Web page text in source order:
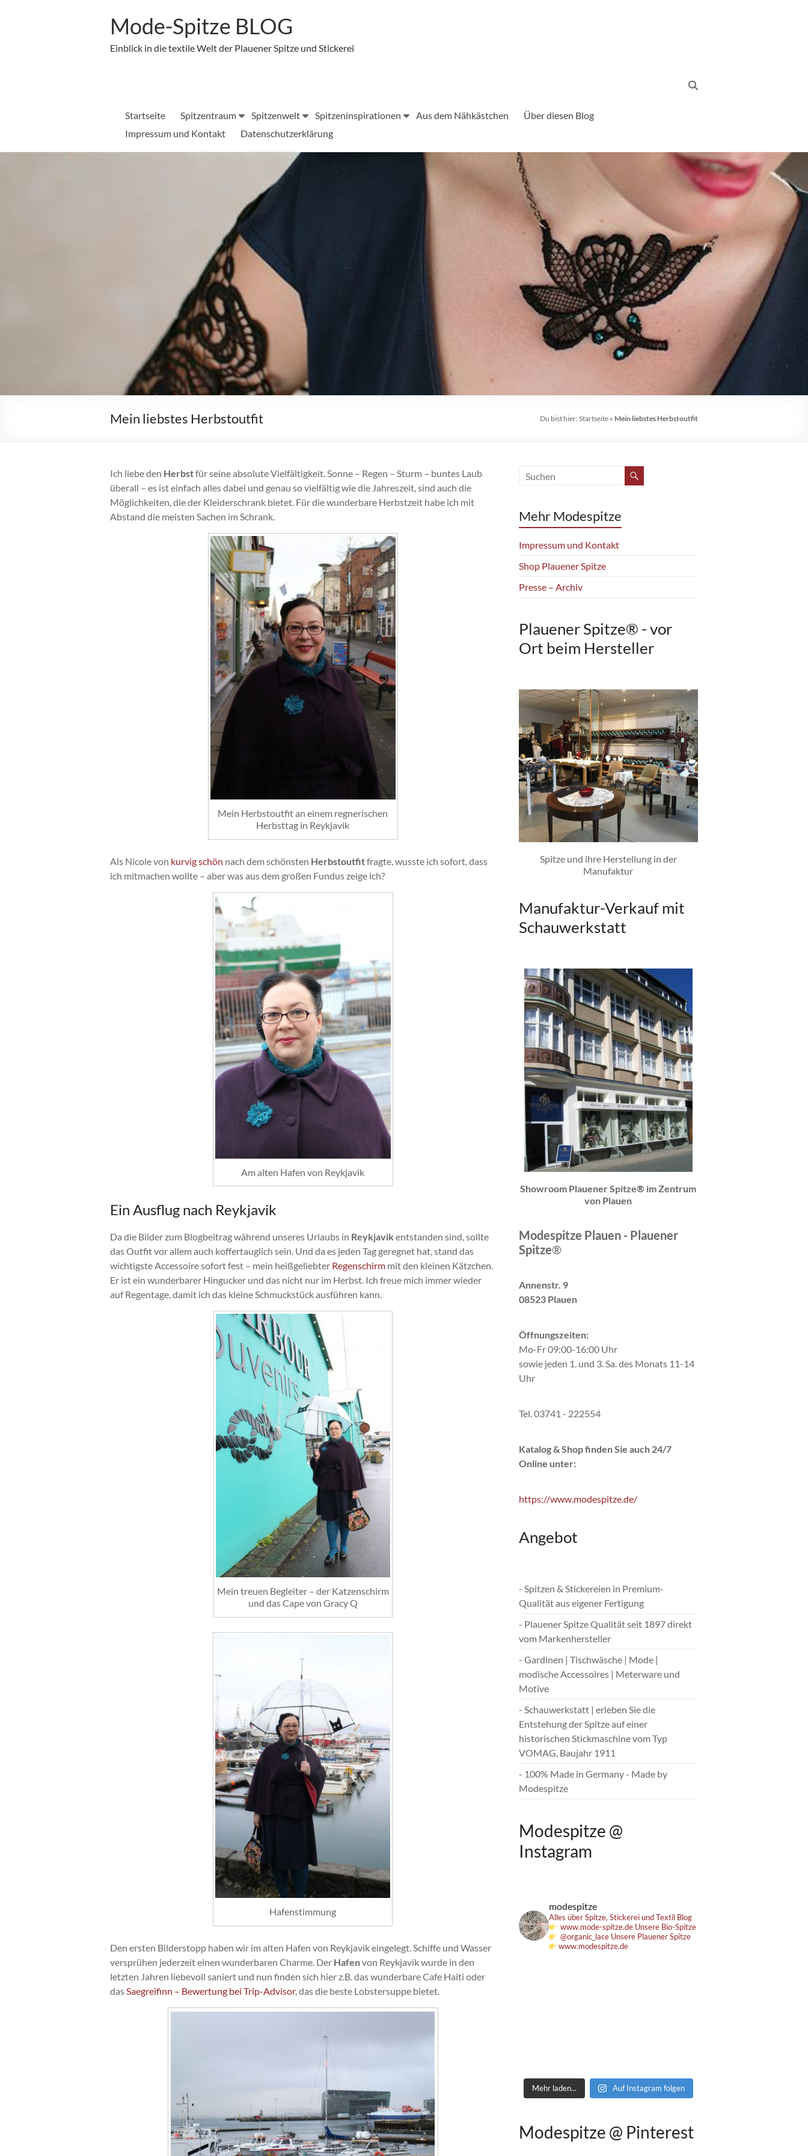
Mode-Spitze BLOG
Einblick in die textile Welt der Plauener Spitze und Stickerei
Startseite Spitzentraum Spitzenwelt Spitzeninspirationen Aus dem Nähkästchen
Über diesen Blog
Impressum und Kontakt
Datenschutzerklärung
Mein liebstes Herbstoutfit Du bist hier: Startseite » Mein liebstes Herbstoutfit
Ich liebe den Herbstfür seine absolute Vielfältigkeit. Sonne – Regen – Sturm – buntes Laub
überall – es ist einfach alles dabei und genau so vielfältig wie die Jahreszeit, sind auch die
Möglichkeiten, die der Kleiderschrank bietet. Für die wunderbare Herbstzeit habe ich mit
Abstand die meisten Sachen im Schrank.
Mein Herbstoutfit an einem regnerischen
Herbsttag in Reykjavik
Als Nicole von kurvig schön nach dem schönsten Herbstoutfitfragte, wusste ich sofort, dass
ich mitmachen wollte – aber was aus dem großen Fundus zeige ich?
Am alten Hafen von Reykjavik
Ein Ausflug nach Reykjavik
Da die Bilder zum Blogbeitrag während unseres Urlaubs in Reykjavik entstanden sind, sollte
das Outfit vor allem auch koffertauglich sein. Und da es jeden Tag geregnet hat, stand das
wichtigste Accessoire sofort fest – mein heißgeliebter Regenschirm mit den kleinen Kätzchen.
Er ist ein wunderbarer Hingucker und das nicht nur im Herbst. Ich freue mich immer wieder
auf Regentage, damit ich das kleine Schmuckstück ausführen kann.
Mein treuen Begleiter – der Katzenschirm
und das Cape von Gracy Q
Hafenstimmung
Den ersten Bilderstopp haben wir im alten Hafen von Reykjavik eingelegt. Schiffe und Wasser
versprühen jederzeit einen wunderbaren Charme. Der Hafenvon Reykjavik wurde in den
letzten Jahren liebevoll saniert und nun finden sich hier z.B. das wunderbare Cafe Haiti oder
dasSaegreifinn – Bewertung bei Trip-Advisor, das die beste Lobstersuppe bietet.
Mehr Modespitze
Impressum und Kontakt
Shop Plauener Spitze
Presse – Archiv
Plauener Spitze® - vor
Ort beim Hersteller
Spitze und ihre Herstellung in der
Manufaktur
Manufaktur-Verkauf mit
Schauwerkstatt
Showroom Plauener Spitze® im Zentrum
von Plauen
Modespitze Plauen - Plauener
Spitze®
Annenstr. 9
08523 Plauen
Öffnungszeiten:
Mo-Fr 09:00-16:00 Uhr
sowie jeden 1. und 3. Sa. des Monats 11-14
Uhr
Tel. 03741 - 222554
Katalog & Shop finden Sie auch 24/7
Online unter:
https://www.modespitze.de/
Angebot
- Spitzen & Stickereien in Premium-
Qualität aus eigener Fertigung
- Plauener Spitze Qualität seit 1897 direkt
vom Markenhersteller
- Gardinen | Tischwäsche | Mode |
modische Accessoires | Meterware und
Motive
- Schauwerkstatt | erleben Sie die
Entstehung der Spitze auf einer
historischen Stickmaschine vom Typ
VOMAG, Baujahr 1911
- 100% Made in Germany - Made by
Modespitze
Modespitze @
Instagram
modespitze
Alles über Spitze, Stickerei und TextilBlog
www.mode-spitze.deUnsere Bio-Spitze
@organic_lace Unsere Plauener Spitze
www.modespitze.de
Mehr laden... Auf Instagram folgen
Modespitze @ Pinterest